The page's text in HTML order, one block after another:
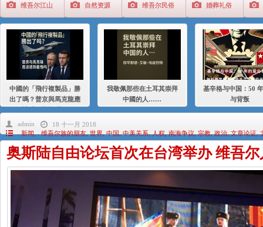
伊利夏提：在自责与内疚中的挣扎
伊利夏提：消失在集中营的红衣女孩
伊利夏提：维吾尔种族灭绝
维吾尔江山 自然资源 维吾尔民俗 婚葬礼俗
中國的「飛行複製品」勝
出了嗎？普京與馬克龍應
我敬佩那些在土耳其崇拜
中國的人……
基辛格与中国：50
与背叛
admin
18 十一月 2018
. 新闻,. 维吾尔族的朋友,世界,中国,中美关系,人权,南海争议,宗教,政治,文章论证,
奥斯陆自由论坛首次在台湾举办 维吾